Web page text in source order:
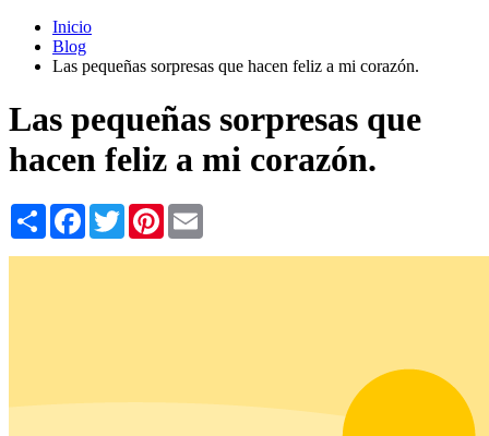
Inicio
Blog
Las pequeñas sorpresas que hacen feliz a mi corazón.
Las pequeñas sorpresas que
hacen feliz a mi corazón.
Share Facebook
TwitterPinterest